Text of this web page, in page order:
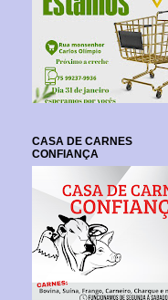
CASA DE CARNES
CONFIANÇA